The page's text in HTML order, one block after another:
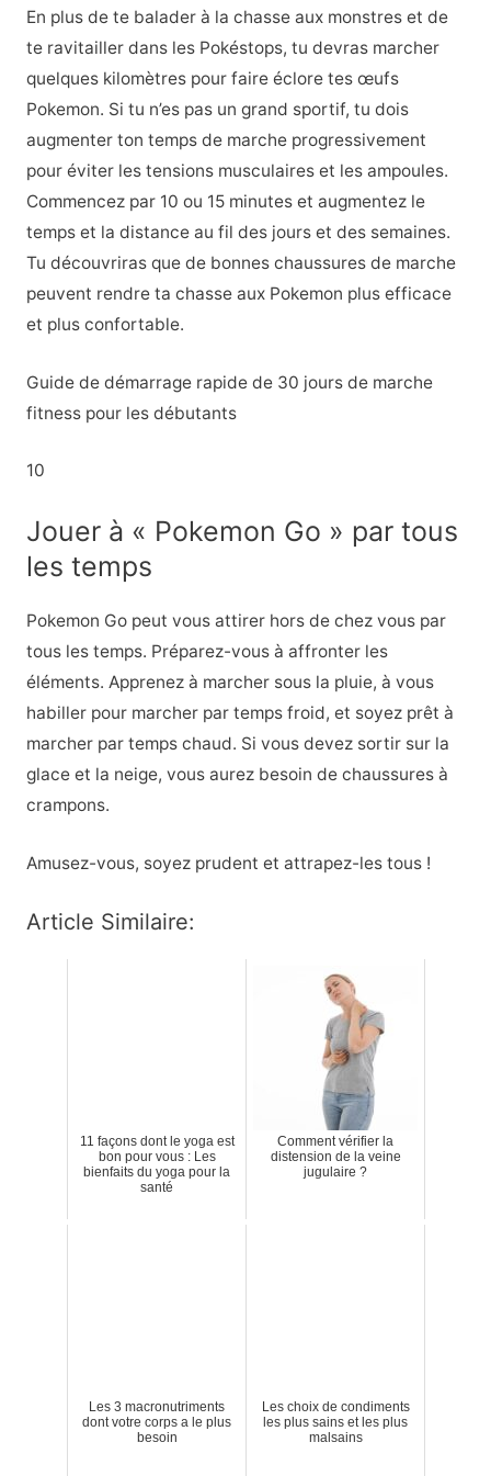
En plus de te balader à la chasse aux monstres et de
te ravitailler dans les Pokéstops, tu devras marcher
quelques kilomètres pour faire éclore tes œufs
Pokemon. Si tu n’es pas un grand sportif, tu dois
augmenter ton temps de marche progressivement
pour éviter les tensions musculaires et les ampoules.
Commencez par 10 ou 15 minutes et augmentez le
temps et la distance au fil des jours et des semaines.
Tu découvriras que de bonnes chaussures de marche
peuvent rendre ta chasse aux Pokemon plus efficace
et plus confortable.
Guide de démarrage rapide de 30 jours de marche
fitness pour les débutants
10
Jouer à « Pokemon Go » par tous
les temps
Pokemon Go peut vous attirer hors de chez vous par
tous les temps. Préparez-vous à affronter les
éléments. Apprenez à marcher sous la pluie, à vous
habiller pour marcher par temps froid, et soyez prêt à
marcher par temps chaud. Si vous devez sortir sur la
glace et la neige, vous aurez besoin de chaussures à
crampons.
Amusez-vous, soyez prudent et attrapez-les tous !
Article Similaire:
11 façons dont le yoga est
bon pour vous : Les
bienfaits du yoga pour la
santé
Comment vérifier la
distension de la veine
jugulaire ?
Les 3 macronutriments
dont votre corps a le plus
besoin
Les choix de condiments
les plus sains et les plus
malsains